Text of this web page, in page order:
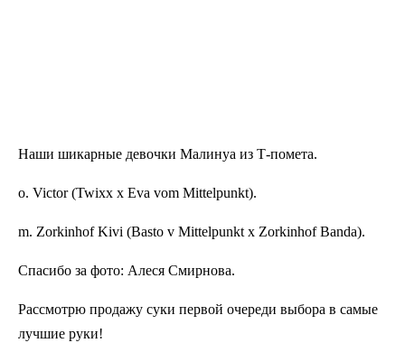
Наши шикарные девочки Малинуа из Т-помета.
о. Victor (Twixx x Eva vom Mittelpunkt).
m. Zorkinhof Kivi (Basto v Mittelpunkt x Zorkinhof Banda).
Спасибо за фото: Алеся Смирнова.
Рассмотрю продажу суки первой очереди выбора в самые
лучшие руки!